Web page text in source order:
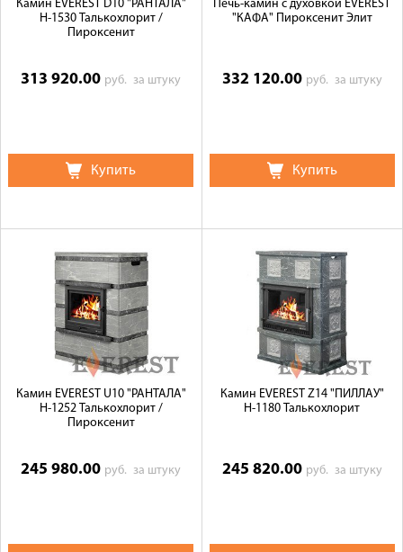
Камин EVEREST D10 "РАНТАЛА"
Н-1530 Талькохлорит /
Пироксенит
313 920.00 руб.за штуку
Купить
Печь-камин с духовкой EVEREST
"КАФА" Пироксенит Элит
332 120.00 руб. за штуку
Купить
Камин EVEREST U10 "РАНТАЛА"
Н-1252 Талькохлорит /
Пироксенит
245 980.00 руб.за штуку
Камин EVEREST Z14 "ПИЛЛАУ"
Н-1180 Талькохлорит
245 820.00 руб. за штуку